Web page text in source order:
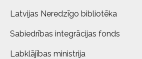
Latvijas Neredzīgo bibliotēka
Sabiedrības integrācijas fonds
Labklājības ministrija